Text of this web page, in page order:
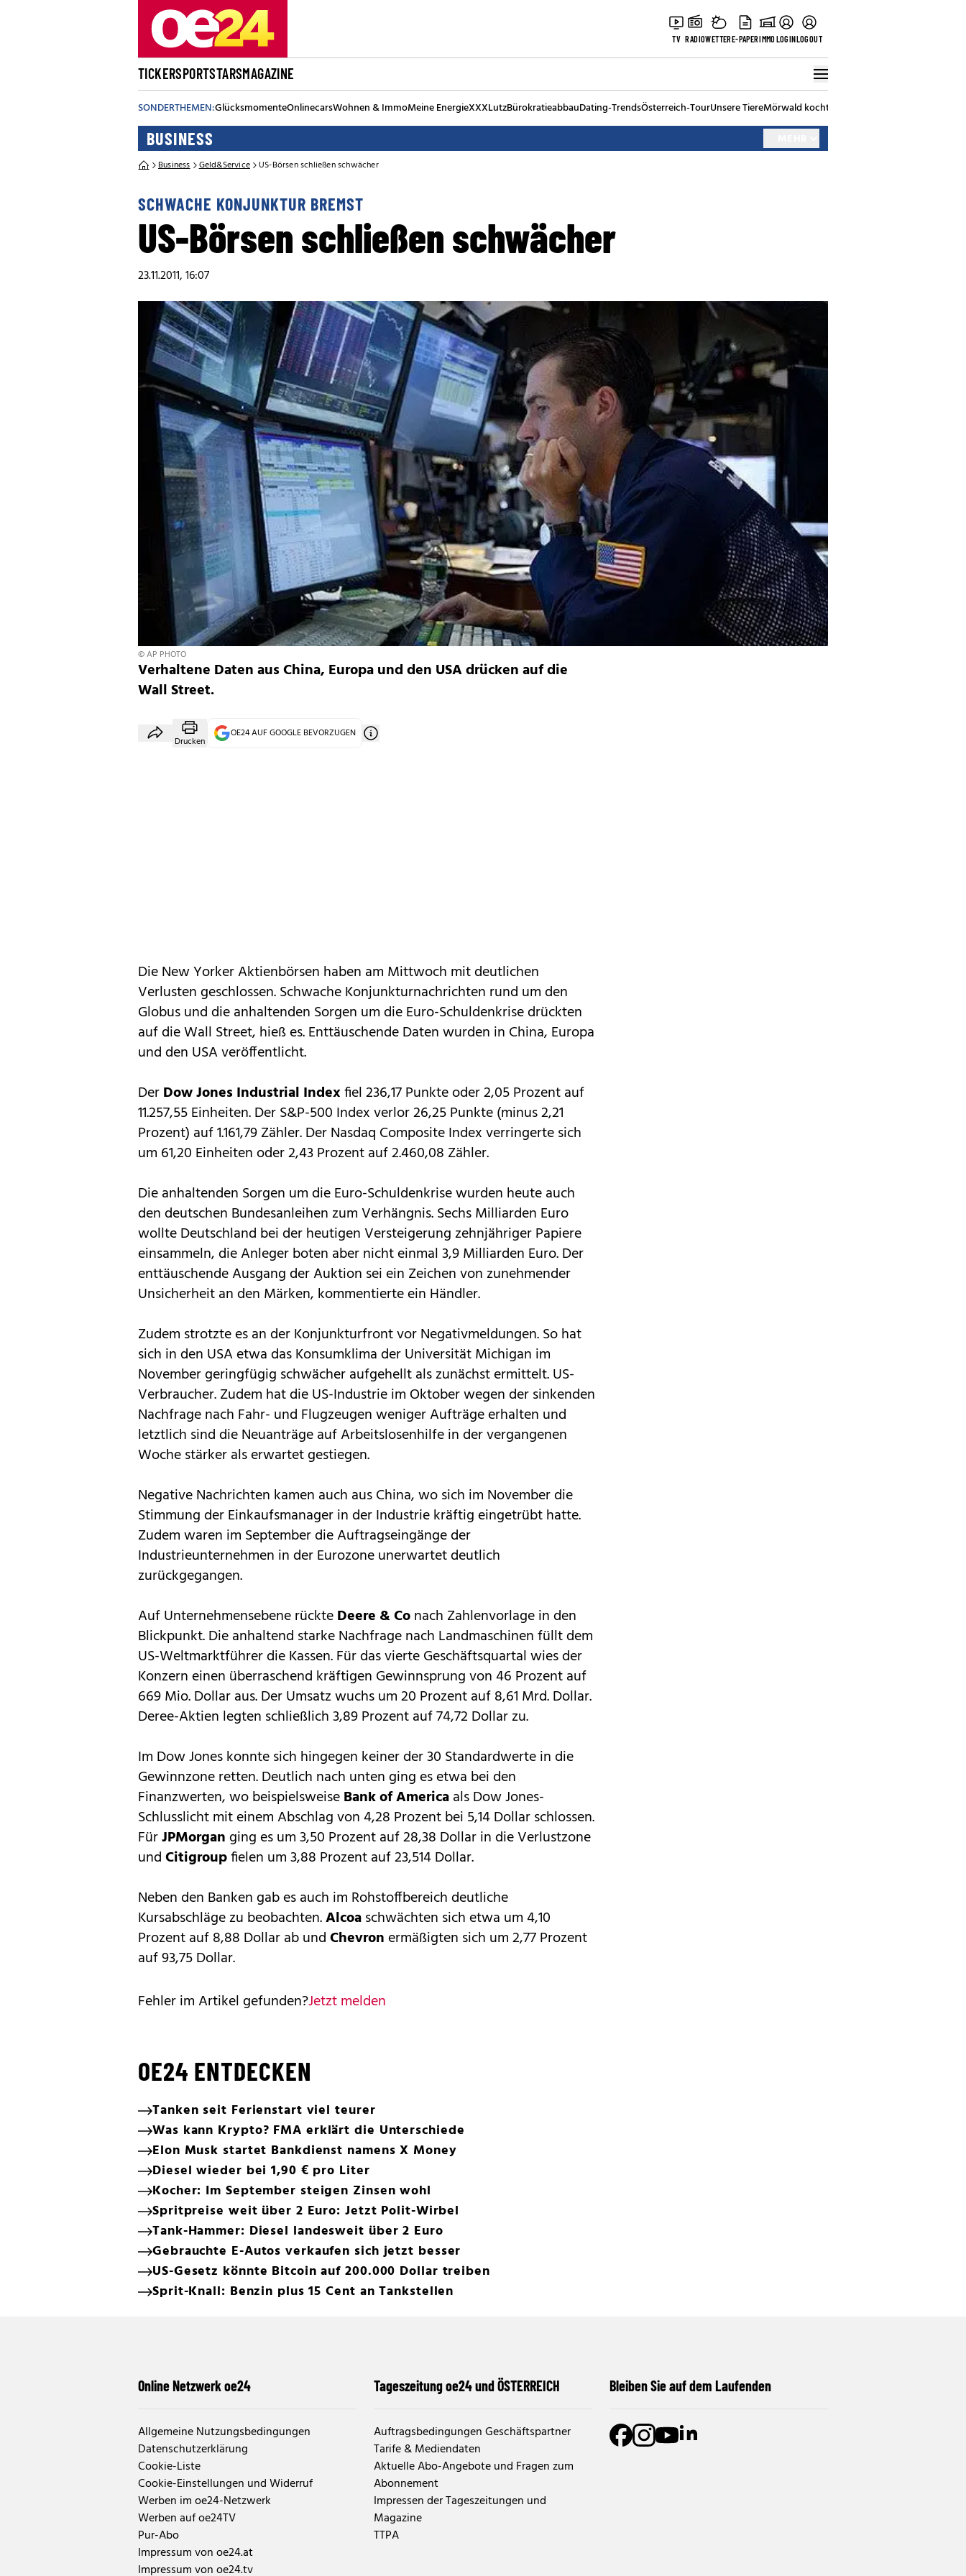
TV RADIOWETTERE-PAPERIMMOLOGINLOGOUT
TICKERSPORTSTARSMAGAZINE
SONDERTHEMEN:GlücksmomenteOnlinecarsWohnen & ImmoMeine EnergieXXXLutzBürokratieabbauDating-TrendsÖsterreich-TourUnsere TiereMörwald kocht
BUSINESS
Business Geld&Service US-Börsen schließen schwächer
SCHWACHE KONJUNKTUR BREMST
US-Börsen schließen schwächer
23.11.2011, 16:07
© AP PHOTO
Verhaltene Daten aus China, Europa und den USA drücken auf die
Wall Street.
Drucken
OE24 AUF GOOGLE BEVORZUGEN
Die New Yorker Aktienbörsen haben am Mittwoch mit deutlichen
Verlusten geschlossen. Schwache Konjunkturnachrichten rund um den
Globus und die anhaltenden Sorgen um die Euro-Schuldenkrise drückten
auf die Wall Street, hieß es. Enttäuschende Daten wurden in China, Europa
und den USA veröffentlicht.
DerDow Jones Industrial Indexfiel 236,17 Punkte oder 2,05 Prozent auf
11.257,55 Einheiten. Der S&P-500 Index verlor 26,25 Punkte (minus 2,21
Prozent) auf 1.161,79 Zähler. Der Nasdaq Composite Index verringerte sich
um 61,20 Einheiten oder 2,43 Prozent auf 2.460,08 Zähler.
Die anhaltenden Sorgen um die Euro-Schuldenkrise wurden heute auch
den deutschen Bundesanleihen zum Verhängnis. Sechs Milliarden Euro
wollte Deutschland bei der heutigen Versteigerung zehnjähriger Papiere
einsammeln, die Anleger boten aber nicht einmal 3,9 Milliarden Euro. Der
enttäuschende Ausgang der Auktion sei ein Zeichen von zunehmender
Unsicherheit an den Märken, kommentierte ein Händler.
Zudem strotzte es an der Konjunkturfront vor Negativmeldungen. So hat
sich in den USA etwa das Konsumklima der Universität Michigan im
November geringfügig schwächer aufgehellt als zunächst ermittelt. US-
Verbraucher. Zudem hat die US-Industrie im Oktober wegen der sinkenden
Nachfrage nach Fahr- und Flugzeugen weniger Aufträge erhalten und
letztlich sind die Neuanträge auf Arbeitslosenhilfe in der vergangenen
Woche stärker als erwartet gestiegen.
Negative Nachrichten kamen auch aus China, wo sich im November die
Stimmung der Einkaufsmanager in der Industrie kräftig eingetrübt hatte.
Zudem waren im September die Auftragseingänge der
Industrieunternehmen in der Eurozone unerwartet deutlich
zurückgegangen.
Auf Unternehmensebene rückteDeere & Conach Zahlenvorlage in den
Blickpunkt. Die anhaltend starke Nachfrage nach Landmaschinen füllt dem
US-Weltmarktführer die Kassen. Für das vierte Geschäftsquartal wies der
Konzern einen überraschend kräftigen Gewinnsprung von 46 Prozent auf
669 Mio. Dollar aus. Der Umsatz wuchs um 20 Prozent auf 8,61 Mrd. Dollar.
Deree-Aktien legten schließlich 3,89 Prozent auf 74,72 Dollar zu.
Im Dow Jones konnte sich hingegen keiner der 30 Standardwerte in die
Gewinnzone retten. Deutlich nach unten ging es etwa bei den
Finanzwerten, wo beispielsweiseBank of Americaals Dow Jones-
Schlusslicht mit einem Abschlag von 4,28 Prozent bei 5,14 Dollar schlossen.
FürJPMorganging es um 3,50 Prozent auf 28,38 Dollar in die Verlustzone
undCitigroupfielen um 3,88 Prozent auf 23,514 Dollar.
Neben den Banken gab es auch im Rohstoffbereich deutliche
Kursabschläge zu beobachten.Alcoaschwächten sich etwa um 4,10
Prozent auf 8,88 Dollar ab undChevronermäßigten sich um 2,77 Prozent
auf 93,75 Dollar.
Fehler im Artikel gefunden?Jetzt melden
OE24 ENTDECKEN
Tanken seit Ferienstart viel teurer
Was kann Krypto? FMA erklärt die Unterschiede
Elon Musk startet Bankdienst namens X Money
Diesel wieder bei 1,90 € pro Liter
Kocher: Im September steigen Zinsen wohl
Spritpreise weit über 2 Euro: Jetzt Polit-Wirbel
Tank-Hammer: Diesel landesweit über 2 Euro
Gebrauchte E-Autos verkaufen sich jetzt besser
US-Gesetz könnte Bitcoin auf 200.000 Dollar treiben
Sprit-Knall: Benzin plus 15 Cent an Tankstellen
Online Netzwerk oe24
Allgemeine Nutzungsbedingungen
Datenschutzerklärung
Cookie-Liste
Cookie-Einstellungen und Widerruf
Werben im oe24-Netzwerk
Werben auf oe24TV
Pur-Abo
Impressum von oe24.at
Impressum von oe24.tv
Tageszeitung oe24 und ÖSTERREICH
Auftragsbedingungen Geschäftspartner
Tarife & Mediendaten
Aktuelle Abo-Angebote und Fragen zum
Abonnement
Impressen der Tageszeitungen und
Magazine
TTPA
Bleiben Sie auf dem Laufenden